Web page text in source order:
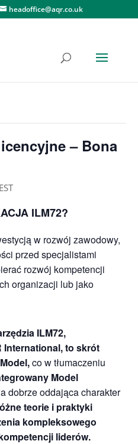
headoffice@aqr.co.uk
– Bona
ILM72?
w rozwój zawodowy,
przed specjalistami
rozwój kompetencji
organizacji lub jako
ILM72,
International, to skrót
co w tłumaczeniu
Model
dobrze oddająca charakter
teorie i praktyki
kompleksowego
liderów.